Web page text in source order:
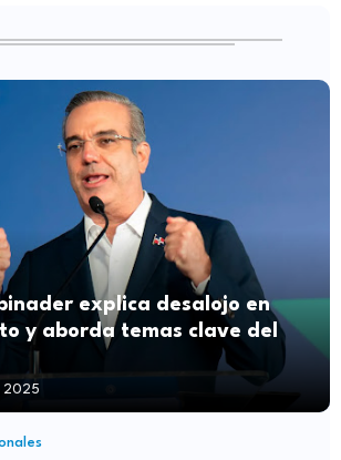
explica desalojo en
y aborda temas clave del
2025